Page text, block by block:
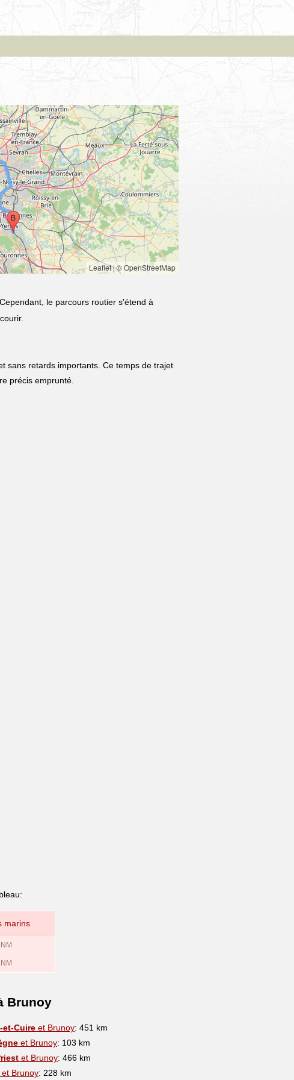
Leaflet|© OpenStreetMap
. Cependant, le parcours routier s'étend à
sans retards importants. Ce temps de trajet
précis emprunté.
marins
Brunoy
et-Cuire et Brunoy: 451 km
et Brunoy: 103 km
et Brunoy: 466 km
et Brunoy: 228 km